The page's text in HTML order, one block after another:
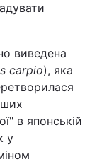
виведена
carpio), яка
в японській
у